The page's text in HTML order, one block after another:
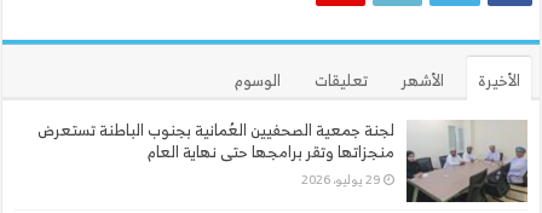
الأخيرة الأشهر تعليقات
الوسوم
لجنة جمعية الصحفيين العُمانية بجنوب الباطنة تستعرض
منجزاتها وتقر برامجها حتى نهاية العام
29 يوليو، 2026